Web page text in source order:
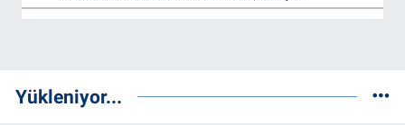
Yükleniyor...